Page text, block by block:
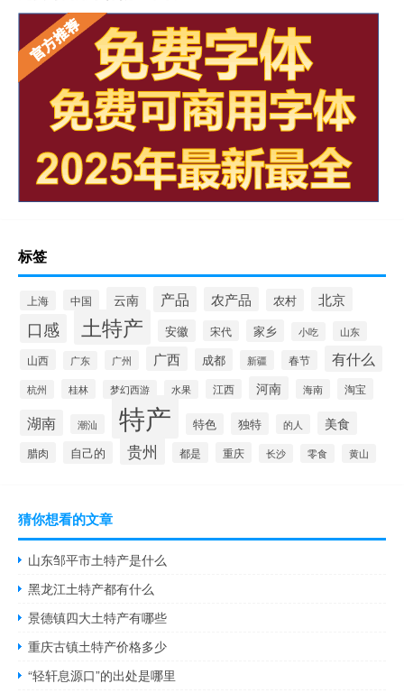
标签
上海 中国 云南 产品 农产品 农村 北京
口感 土特产 安徽 宋代 家乡 小吃 山东
山西 广东 广州 广西 成都 新疆 春节 有什么
杭州 桂林 梦幻西游 水果 江西 河南 海南 淘宝
湖南 潮汕 特产 特色 独特 的人 美食
腊肉 自己的 贵州 都是 重庆 长沙 零食 黄山
猜你想看的文章
山东邹平市土特产是什么
黑龙江土特产都有什么
景德镇四大土特产有哪些
重庆古镇土特产价格多少
“轻轩息源口”的出处是哪里